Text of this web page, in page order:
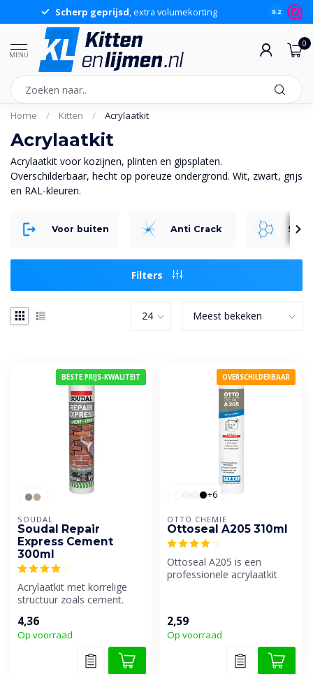
Scherp geprijsd, extra volumekorting 9.2
MENU
0
Home / Kitten / Acrylaatkit
Acrylaatkit
Acrylaatkit voor kozijnen, plinten en gipsplaten.
Overschilderbaar, hecht op poreuze ondergrond. Wit, zwart, grijs
en RAL-kleuren.
Voor buiten Anti Crack
Filters
BESTE PRIJS-KWALITEIT
SOUDAL
Soudal Repair
Express Cement
300ml
Acrylaatkit met korrelige
structuur zoals cement.
cem...
4,36
Op voorraad
OVERSCHILDERBAAR
+6
OTTO CHEMIE
Ottoseal A205 310ml
Ottoseal A205 is een
professionele acrylaatkit
2,59
Op voorraad